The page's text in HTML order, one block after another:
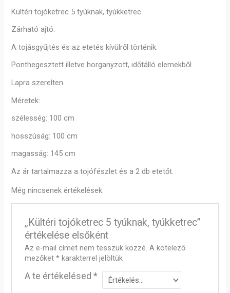
Kültéri tojóketrec 5 tyúknak, tyúkketrec
Zárható ajtó.
A tojásgyűjtés és az etetés kívülről történik.
Ponthegesztett illetve horganyzott, időtálló elemekből.
Lapra szerelten.
Méretek:
szélesség: 100 cm
hosszúság: 100 cm
magasság: 145 cm
Az ár tartalmazza a tojófészlet és a 2 db etetőt.
Még nincsenek értékelések.
„Kültéri tojóketrec 5 tyúknak, tyúkketrec”
értékelése elsőként
Az e-mail címet nem tesszük közzé. A kötelező
mezőket *karakterrel jelöltük
A te értékelésed *